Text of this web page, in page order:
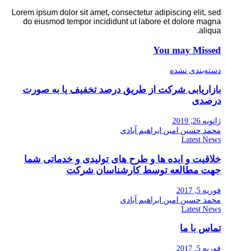
Lorem ipsum dolor sit amet, consectetur adipiscing elit, sed
do eiusmod tempor incididunt ut labore et dolore magna
aliqua.
You may Missed
دسته‌بندی نشده
بازاریابی شرکت از طریق درصد تخفیف یا به صورت
درصدی
ژانویه 26, 2019
محمد حسین امین ابراهیم آبادی
Latest News
خلاقیت و ایده ها و طرح های تولیدی و خدماتی شما
جهت مطالعه توسط کارشناسان شرکت
فوریه 5, 2017
محمد حسین امین ابراهیم آبادی
Latest News
تماس با ما
فوریه 5, 2017